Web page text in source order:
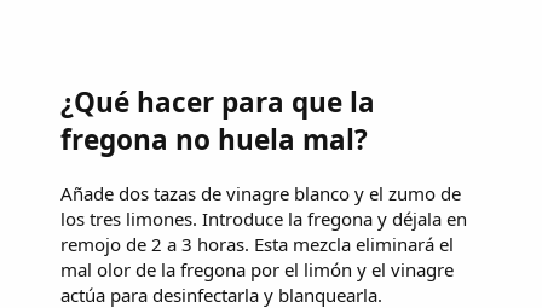
¿Qué hacer para que la
fregona no huela mal?
Añade dos tazas de vinagre blanco y el zumo de
los tres limones. Introduce la fregona y déjala en
remojo de 2 a 3 horas. Esta mezcla eliminará el
mal olor de la fregona por el limón y el vinagre
actúa para desinfectarla y blanquearla.